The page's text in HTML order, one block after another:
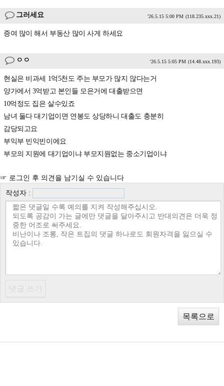
그러세요 '26.5.15 5:00 PM (118.235.xxx.21)
증여 많이 해서 부동산 많이 사게 하세요
ㅇㅇ '26.5.15 5:05 PM (14.48.xxx.193)
현실은 비과세 1억5천도 주는 부모가 많지 않다는거
양가에서 3억받고 본인들 모은거에 대출받으면
10억정도 집은 살수있죠
남녀 둘다 대기업이면 연봉도 상당하니 대출도 충분히
감당되고요
부익부 빈익빈이에요
부모의 지원에 대기업이냐 부모지원없는 중소기업이냐
☞ 로그인 후 의견을 남기실 수 있습니다
작성자 :
목록으로